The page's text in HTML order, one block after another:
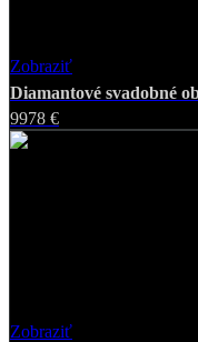
Zobraziť
Diamantové svadobné
9978 €
Zobraziť